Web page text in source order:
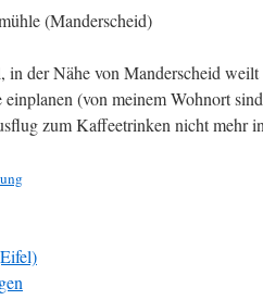
der Nähe von Manderscheid
(von meinem Wohnort
zum Kaffeetrinken nicht mehr